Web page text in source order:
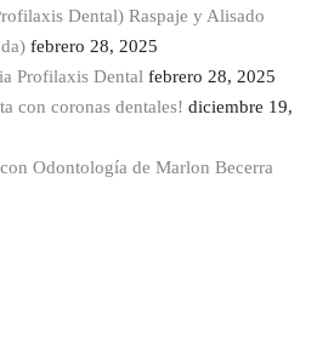
Dental) Raspaje y Alisado
febrero 28, 2025
Profilaxis Dental febrero 28, 2025
con coronas dentales! diciembre 19,
Odontología de Marlon Becerra